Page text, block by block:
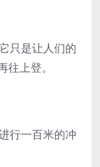
只是让人们的
上登。
行一百米的冲